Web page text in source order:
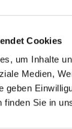
Cookies
um Inhalte
Medien,
geben
finden Sie in